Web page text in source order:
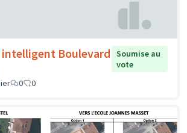
intelligent Boulevard
Soumise au
vote
0 0